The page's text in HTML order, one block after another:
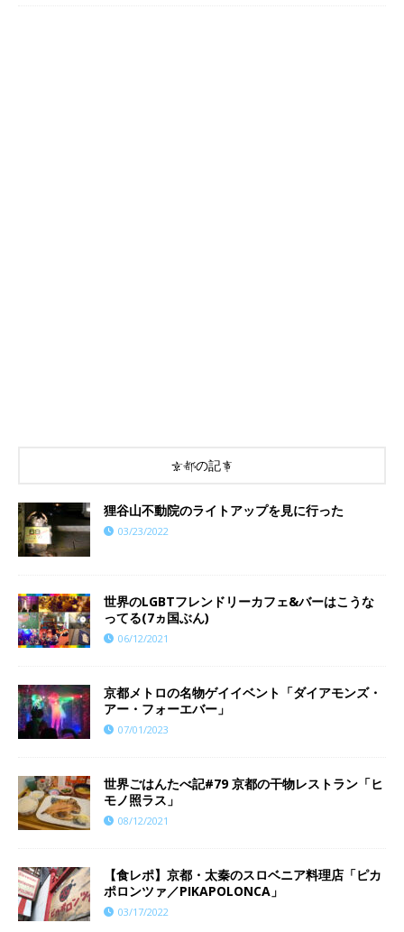
京都の記事
狸谷山不動院のライトアップを見に行った
03/23/2022
世界のLGBTフレンドリーカフェ&バーはこうな
ってる(7ヵ国ぶん)
06/12/2021
京都メトロの名物ゲイイベント「ダイアモンズ・
アー・フォーエバー」
07/01/2023
世界ごはんたべ記#79 京都の干物レストラン「ヒ
モノ照ラス」
08/12/2021
【食レポ】京都・太秦のスロベニア料理店「ピカ
ポロンツァ／PIKAPOLONCA」
03/17/2022